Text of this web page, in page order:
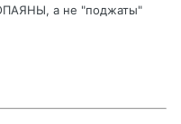
а не "поджаты"